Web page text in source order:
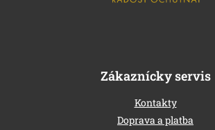
Zákaznícky servis
Kontakty
Doprava a platba